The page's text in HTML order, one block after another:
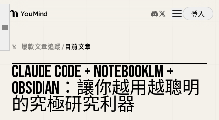
YouMind
登入
概覽
使用案例
技能
文章大綱
步驟 3：安裝 NotebookLM-py
步驟 5：將所有功能結合成一個管線技能
Obsidian 如何讓它成為一個完全不同的工具
沒有人提到的模組化重點
你最終會得到什麼
𝕏 爆款文章追蹤/ 目前文章
複刻封面
CLAUDE CODE + NOTEBOOKLM +
OBSIDIAN：讓你越用越聰明
的究極研究利器